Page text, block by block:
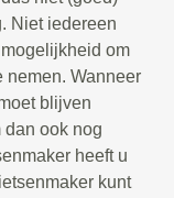
Niet iedereen
om
nemen. Wanneer
blijven
dan ook nog
heeft u
kunt